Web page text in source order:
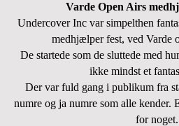
Varde Open Airs
Undercover Inc var simpelthen
medhjælper fest, ved Varde
De startede som de sluttede med
ikke mindst et
Der var fuld gang i publikum fra
numre og ja numre som alle kender.
for noget.